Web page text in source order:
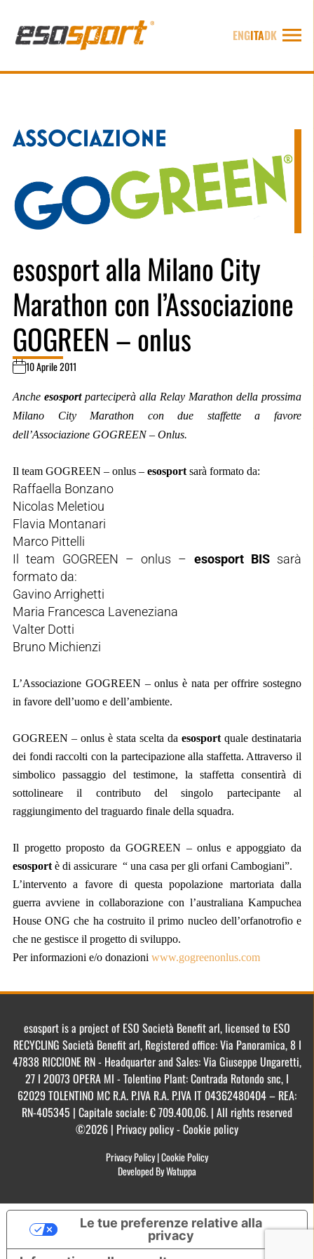
ENGITADK
esosport alla Milano City
Marathon con l’Associazione
GOGREEN – onlus
10 Aprile 2011
Anche esosportparteciperà alla Relay Marathon della prossima
Milano City Marathon con due staffette a favore
dell’Associazione GOGREEN – Onlus.
Il team GOGREEN – onlus – esosportsarà formato da:
Raffaella Bonzano
Nicolas Meletiou
Flavia Montanari
Marco Pittelli
Il team GOGREEN – onlus – esosport BISsarà
formato da:
Gavino Arrighetti
Maria Francesca Laveneziana
Valter Dotti
Bruno Michienzi
L’Associazione GOGREEN – onlus è nata per offrire sostegno
in favore dell’uomo e dell’ambiente.
GOGREEN – onlus è stata scelta da esosportquale destinataria
dei fondi raccolti con la partecipazione alla staffetta. Attraverso il
simbolico passaggio del testimone, la staffetta consentirà di
sottolineare il contributo del singolo partecipante al
raggiungimento del traguardo finale della squadra.
Il progetto proposto da GOGREEN – onlus e appoggiato da
esosportè di assicurare “ una casa per gli orfani Cambogiani”.
L’intervento a favore di questa popolazione martoriata dalla
guerra avviene in collaborazione con l’australiana Kampuchea
House ONG che ha costruito il primo nucleo dell’orfanotrofio e
che ne gestisce il progetto di sviluppo.
Per informazioni e/o donazioni www.gogreenonlus.com
esosport is a project of ESO Società Benefit arl, licensed to ESO
RECYCLING Società Benefit arl, Registered office: Via Panoramica, 8 I
47838 RICCIONE RN - Headquarter and Sales: Via Giuseppe Ungaretti,
27 I 20073 OPERA MI - Tolentino Plant: Contrada Rotondo snc, I
62029 TOLENTINO MC R.A. P.IVA R.A. P.IVA IT 04362480404 – REA:
RN-405345 | Capitale sociale: € 709.400,06. | All rights reserved
©2026 | Privacy policy - Cookie policy
Privacy Policy|Cookie Policy
Developed By Watuppa
Le tue preferenze relative alla
privacy